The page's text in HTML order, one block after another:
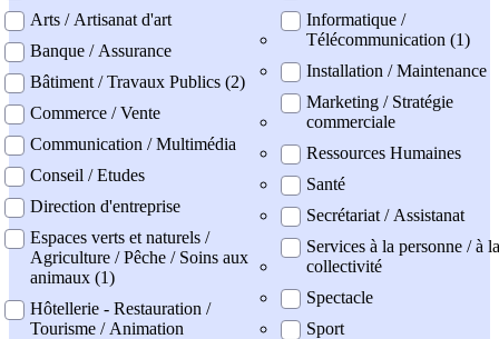
Arts / Artisanat d'art
Banque / Assurance
Bâtiment / Travaux Publics (2)
Commerce / Vente
Communication / Multimédia
Conseil / Etudes
Direction d'entreprise
Espaces verts et naturels /
Agriculture / Pêche / Soins aux
animaux (1)
Hôtellerie - Restauration /
Tourisme / Animation
Informatique /
Télécommunication (1)
Installation / Maintenance
Marketing / Stratégie
commerciale
Ressources Humaines
Santé
Secrétariat / Assistanat
Services à la personne / à la
collectivité
Spectacle
Sport